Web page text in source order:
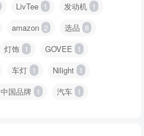
LivTee 1 发动机 1
amazon 2 选品 8
灯饰 1 GOVEE 1
车灯 1 Nilight 1
中国品牌 1 汽车 1